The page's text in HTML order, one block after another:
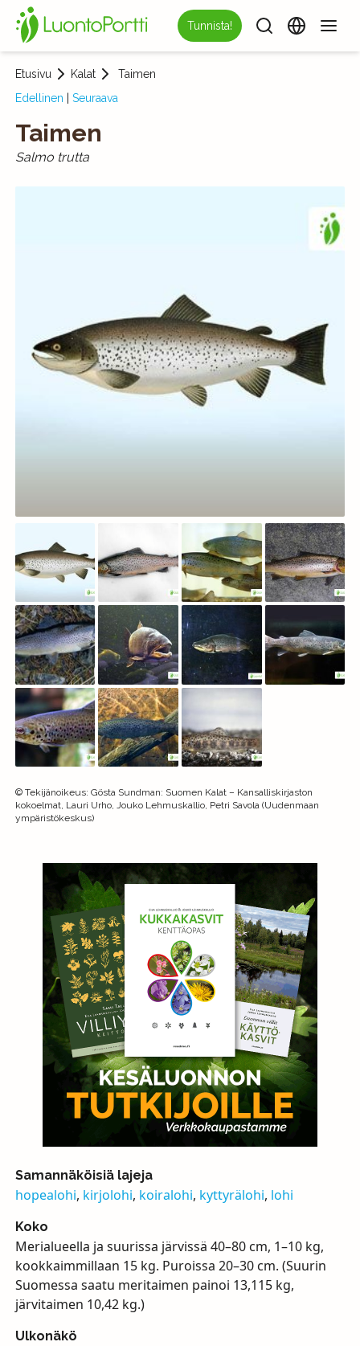
Tunnista!
Etusivu Kalat
Taimen
Edellinen
Seuraava
Taimen
Salmo trutta
© Tekijänoikeus: Gösta Sundman: Suomen Kalat – Kansalliskirjaston
kokoelmat, Lauri Urho, Jouko Lehmuskallio, Petri Savola (Uudenmaan
ympäristökeskus)
Samannäköisiä lajeja
hopealohi, kirjolohi, koiralohi, kyttyrälohi, lohi
Koko
Merialueella ja suurissa järvissä 40–80 cm, 1–10 kg,
kookkaimmillaan 15 kg. Puroissa 20–30 cm. (Suurin
Suomessa saatu meritaimen painoi 13,115 kg,
järvitaimen 10,42 kg.)
Ulkonäkö